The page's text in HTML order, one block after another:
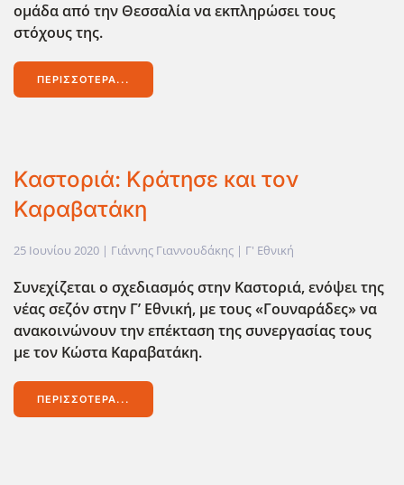
ομάδα από την Θεσσαλία ναεκπληρώσει τους
στόχους της.
ΠΕΡΙΣΣΌΤΕΡΑ...
Καστοριά: Κράτησε και τον
Καραβατάκη
25 Ιουνίου 2020 | Γιάννης Γιαννουδάκης | Γ' Εθνική
Συνεχίζεται ο σχεδιασμός στην Καστοριά, ενόψει της
νέας σεζόν στην Γ’ Εθνική, με τους «Γουναράδες» να
ανακοινώνουν την επέκταση της συνεργασίας τους
με τον Κώστα Καραβατάκη.
ΠΕΡΙΣΣΌΤΕΡΑ...